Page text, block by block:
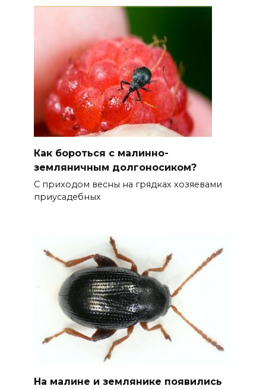
Как бороться с малинно-
земляничным долгоносиком?
С приходом весны на грядках хозяевами
приусадебных
На малине и землянике появились